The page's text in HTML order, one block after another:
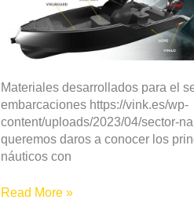
Materiales desarrollados para el
embarcaciones https://vink.es/wp-
content/uploads/2023/04/sector-
queremos daros a conocer los
náuticos con
Read More »